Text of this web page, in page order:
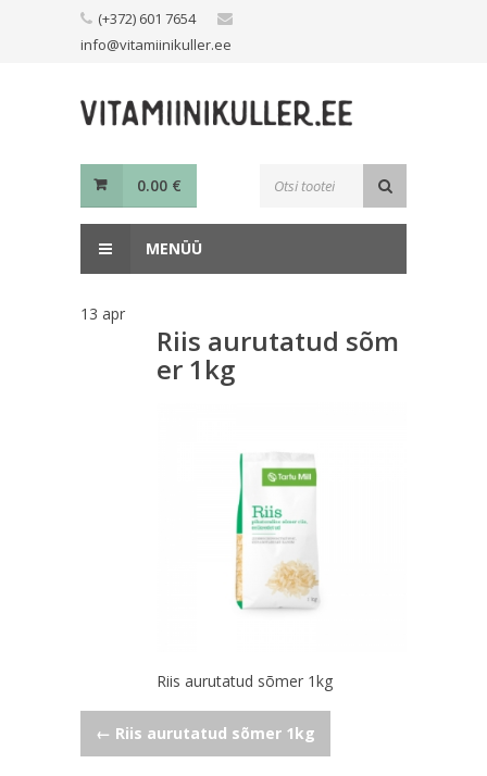
(+372) 601 7654
info@vitamiinikuller.ee
0.00 €
MENÜÜ
13 apr
Riis aurutatud sõm
er 1kg
Riis aurutatud sõmer 1kg
Navigeerimine
← Riis aurutatud sõmer 1kg